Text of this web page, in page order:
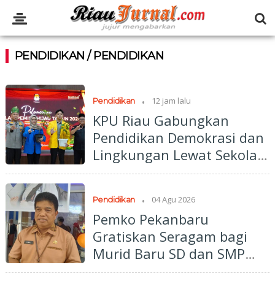
PENDIDIKAN / PENDIDIKAN
Pendidikan . 12 jam lalu
KPU Riau Gabungkan
Pendidikan Demokrasi dan
Lingkungan Lewat Sekolah
Pemilu Hijau
Pendidikan . 04 Agu 2026
Pemko Pekanbaru
Gratiskan Seragam bagi
Murid Baru SD dan SMP
Negeri